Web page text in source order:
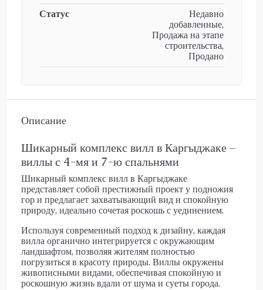
Статус
Недавно
добавленные,
Продажа на этапе
строительства,
Продано
Описание
Шикарный комплекс вилл в Каргыджаке –
виллы с 4-мя и 7-ю спальнями
Шикарный комплекс вилл в Каргыджаке
представляет собой престижный проект у подножия
гор и предлагает захватывающий вид и спокойную
природу, идеально сочетая роскошь с уединением.
Используя современный подход к дизайну, каждая
вилла органично интегрируется с окружающим
ландшафтом, позволяя жителям полностью
погрузиться в красоту природы. Виллы окружены
живописными видами, обеспечивая спокойную и
роскошную жизнь вдали от шума и суеты города.